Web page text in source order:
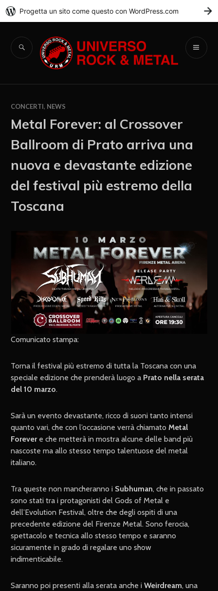
Universo Rock &
Metal
CONCERTI, NEWS
Metal Forever: al Crossover
Ballroom di Prato arriva una
nuova e devastante edizione
del festival più estremo della
Toscana
Comunicato stampa:
Torna il festival più estremo di tutta la Toscana con una
speciale edizione che prenderà luogo a Prato nella serata
del 10 marzo.
Sarà un evento devastante, ricco di suoni tanto intensi
quanto vari, che con l’occasione verrà chiamatoMetal
Forevere che metterà in mostra alcune delle band più
nascoste ma allo stesso tempo talentuose del metal
italiano.
Tra queste non mancheranno i Subhuman, che in passato
sono stati tra i protagonisti del Gods of Metal e
dell’Evolution Festival, oltre che degli ospiti di una
precedente edizione del Firenze Metal. Sono ferocia,
spettacolo e tecnica allo stesso tempo e saranno
sicuramente in grado di regalare uno show
indimenticabile.
Saranno poi presenti alla serata anche iWeirdream, una
Progetta un sito come questo con WordPress.com